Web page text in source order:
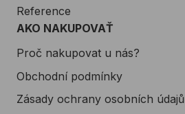
Reference
AKO NAKUPOVAŤ
Proč nakupovat u nás?
Obchodní podmínky
Zásady ochrany osobních údajů